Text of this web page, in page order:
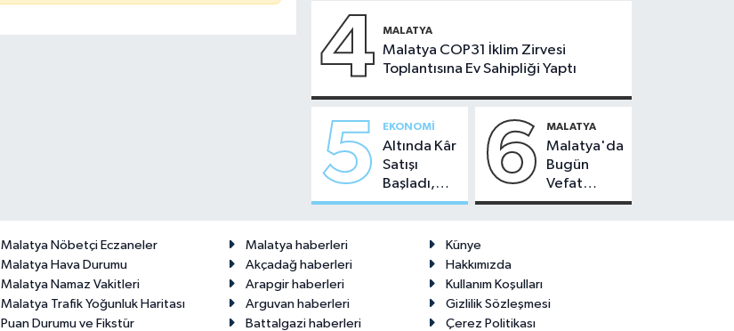
Bugün
Çekiliyor
2026
4 MALATYA
Malatya COP31 İklim Zirvesi
Toplantısına Ev Sahipliği Yaptı
5 EKONOMI
Altında Kâr
Satışı
Başladı,
Malatya'da
Durumda?
6 MALATYA
Malatya'da
Bugün
Vefat
Edenler -
Malatya Nöbetçi Eczaneler
Malatya Hava Durumu
Malatya Namaz Vakitleri
Malatya Trafik Yoğunluk Haritası
Puan Durumu ve Fikstür
Malatya haberleri
Künye
Akçadağ haberleri
Hakkımızda
Arapgir haberleri
Kullanım Koşulları
Arguvan haberleri
Gizlilik Sözleşmesi
Battalgazi haberleri
Çerez Politikası